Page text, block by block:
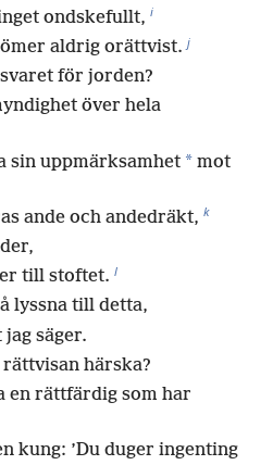
ondskefullt, i
aldrig orättvist. j
för jorden?
över hela
sin uppmärksamhet * mot
ande och andedräkt, k
till stoftet. l
lyssna till detta,
jag säger.
härska?
en rättfärdig som har
kung: ’Du duger ingenting